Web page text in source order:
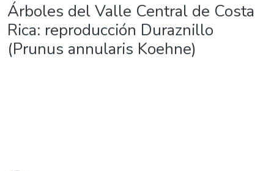
Árboles del Valle Central de Costa
Rica: reproducción Duraznillo
(Prunus annularis Koehne)